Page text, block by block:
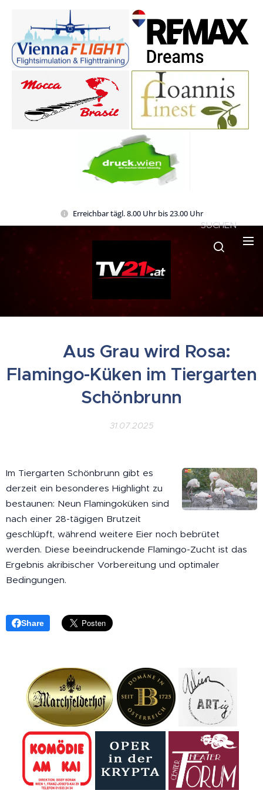
Erreichbar tägl. 8.00 Uhr bis 23.00 Uhr
SUCHEN
▶ Aus Grau wird Rosa:
Flamingo-Küken im Tiergarten
Schönbrunn
31.07.2025
Im Tiergarten Schönbrunn gibt es
derzeit ein besonderes Highlight zu
bestaunen: Neun Flamingoküken sind
nach einer 28-tägigen Brutzeit
geschlüpft, während weitere Eier noch bebrütet
werden. Diese beeindruckende Flamingo-Zucht ist das
Ergebnis akribischer Vorbereitung und optimaler
Bedingungen.
Share